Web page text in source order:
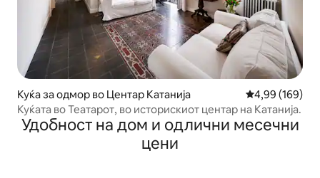
Куќа за одмор во Центар Катанија Просечна
4,99 (169)
Куќата во Театарот, во историскиот центар на Катанија.
Удобност на дом и одлични месечни
цени